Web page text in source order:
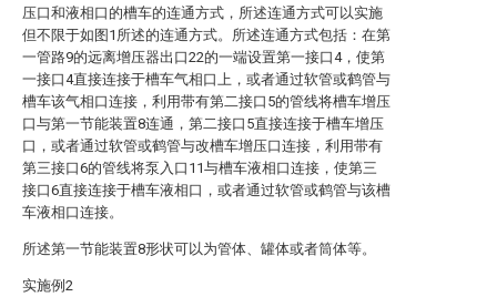
压口和液相口的槽车的连通方式，所述连通方式可以实施
但不限于如图1所述的连通方式。所述连通方式包括：在第
一管路9的远离增压器出口22的一端设置第一接口4，使第
一接口4直接连接于槽车气相口上，或者通过软管或鹤管与
槽车该气相口连接，利用带有第二接口5的管线将槽车增压
口与第一节能装置8连通，第二接口5直接连接于槽车增压
口，或者通过软管或鹤管与改槽车增压口连接，利用带有
第三接口6的管线将泵入口11与槽车液相口连接，使第三
接口6直接连接于槽车液相口，或者通过软管或鹤管与该槽
车液相口连接。
所述第一节能装置8形状可以为管体、罐体或者筒体等。
实施例2